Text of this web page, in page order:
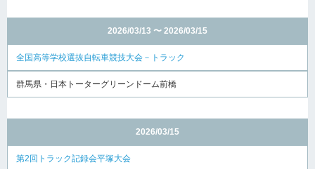
2026/03/13 〜 2026/03/15
全国高等学校選抜自転車競技大会－トラック
群馬県・日本トーターグリーンドーム前橋
2026/03/15
第2回トラック記録会平塚大会